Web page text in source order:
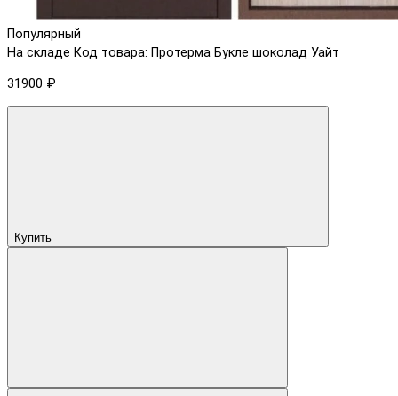
Популярный
На складе Код товара: Протерма Букле шоколад Уайт
31900 ₽
Купить